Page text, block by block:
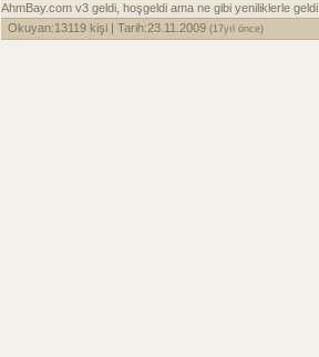
AhmBay.com v3 geldi, hoşgeldi ama ne gibi yeniliklerle
Okuyan:13119 kişi | Tarih:23.11.2009 (17yıl önce)